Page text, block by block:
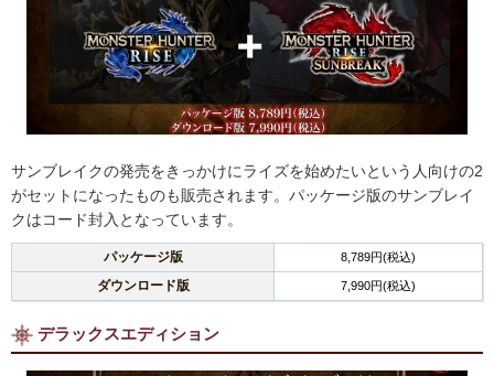
サンブレイクの発売をきっかけにライズを始めたいという人向けの2
がセットになったものも販売されます。パッケージ版のサンブレイ
クはコード封入となっています。
パッケージ版 8,789円(税込)
ダウンロード版 7,990円(税込)
デラックスエディション